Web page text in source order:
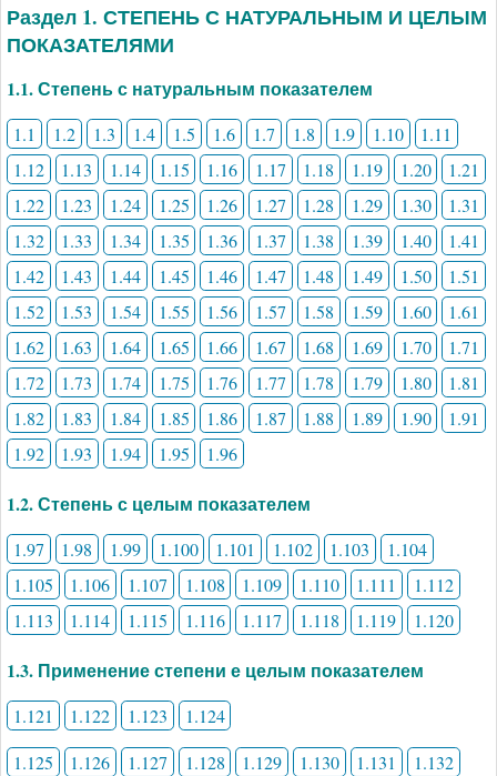
Раздел 1. СТЕПЕНЬ С НАТУРАЛЬНЫМ И ЦЕЛЫМ
ПОКАЗАТЕЛЯМИ
1.1. Степень с натуральным показателем
1.1 1.2 1.3 1.4 1.5 1.6 1.7 1.8 1.9 1.10
1.11
1.12
1.13 1.14 1.15 1.16 1.17 1.18 1.19 1.20
1.21
1.22
1.23 1.24 1.25 1.26 1.27 1.28 1.29 1.30
1.31
1.32
1.33 1.34 1.35 1.36 1.37 1.38 1.39 1.40
1.41
1.42
1.43 1.44 1.45 1.46 1.47 1.48 1.49 1.50
1.51
1.52
1.53 1.54 1.55 1.56 1.57 1.58 1.59 1.60
1.61
1.62
1.63 1.64 1.65 1.66 1.67 1.68 1.69 1.70
1.71
1.72
1.73 1.74 1.75 1.76 1.77 1.78 1.79 1.80
1.81
1.82
1.83 1.84 1.85 1.86 1.87 1.88 1.89 1.90
1.91
1.92
1.93 1.94 1.95 1.96
1.2. Степень с целым показателем
1.97 1.98 1.99 1.100 1.101 1.102 1.103
1.104
1.105
1.106 1.107 1.108 1.109 1.110 1.111
1.112
1.113
1.114 1.115 1.116 1.117 1.118 1.119 1.120
1.3. Применение степени е целым показателем
1.121 1.122 1.123
1.124
1.125
1.126 1.127 1.128 1.129 1.130 1.131
1.132